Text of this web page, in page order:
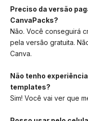
Preciso da versão
CanvaPacks?
Não. Você conseguirá
pela versão gratuita.
Canva.
Não tenho
templates?
Sim! Você vai ver que